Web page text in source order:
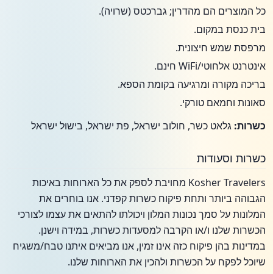
כל המוצרים הם מהדרין; גברכטס (שרויה).
בית כנסת במקום.
מרפסת שמש חיצונית.
אינטרנט אלחוטי/WiFi חינם.
בריכה מקורה ומרגיעה בקומת הספא.
סאונות וחמאם טורקי.
כשרות: גלאט כשר, חולוב ישראל, פת ישראל, בישול ישראל
כשרות וסעודות
Kosher Travelers מחויבת לספק את כל הארוחות באיכות
הגבוהה ביותר ותחת פיקוח כשרות קפדני. אנו בוחרים את
המלונות על סמך נכונות המלון ויכולתו להתאים את עצמו לצורכי
הכשרות שלנו ו/או הקרבה למסעדות כשרות, במידה וישנן.
במדינות בהן פיקוח כזה אינו זמין, אנו מביאים איתנו טבח/משגיח
שיוכל לפקח על הכשרות ולהכין את הארוחות שלנו.